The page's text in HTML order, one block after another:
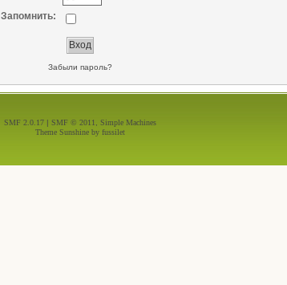
Запомнить:
Забыли пароль?
SMF 2.0.17 | SMF © 2011
Simple Machines
Theme Sunshine by fussilet